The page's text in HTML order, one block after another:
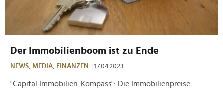
Der Immobilienboom ist zu Ende
NEWS, MEDIA, FINANZEN | 17.04.2023
"Capital Immobilien-Kompass": Die Immobilienpreise